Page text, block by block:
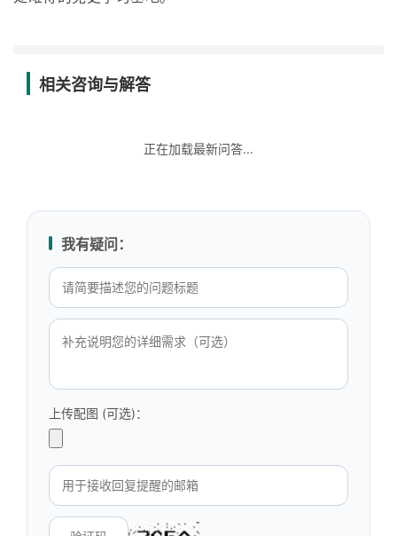
相关咨询与解答
正在加载最新问答...
我有疑问：
上传配图 (可选)：